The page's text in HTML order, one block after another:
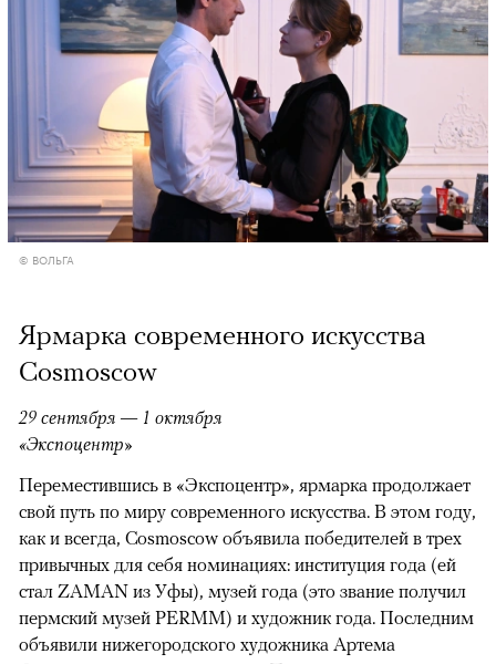
© ВОЛЬГА
Ярмарка современного искусства
Cosmoscow
29 сентября — 1 октября
«Экспоцентр»
Переместившись в «Экспоцентр», ярмарка продолжает
свой путь по миру современного искусства. В этом году,
как и всегда, Cosmoscow объявила победителей в трех
привычных для себя номинациях: институция года (ей
стал ZAMAN из Уфы), музей года (это звание получил
пермский музей PERMM) и художник года. Последним
объявили нижегородского художника Артема